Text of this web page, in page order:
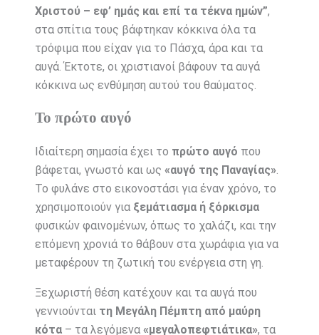
Χριστού – εφ’ ημάς και επί τα τέκνα ημών”,
στα σπίτια τους βάφτηκαν κόκκινα όλα τα
τρόφιμα που είχαν για το Πάσχα, άρα και τα
αυγά. Έκτοτε, οι χριστιανοί βάφουν τα αυγά
κόκκινα ως ενθύμηση αυτού του θαύματος.
Το πρώτο αυγό
Ιδιαίτερη σημασία έχει το πρώτο αυγό που
βάφεται, γνωστό και ως «αυγό της Παναγίας».
Το φυλάνε στο εικονοστάσι για έναν χρόνο, το
χρησιμοποιούν για ξεμάτιασμα ή ξόρκισμα
φυσικών φαινομένων, όπως το χαλάζι, και την
επόμενη χρονιά το θάβουν στα χωράφια για να
μεταφέρουν τη ζωτική του ενέργεια στη γη.
Ξεχωριστή θέση κατέχουν και τα αυγά που
γεννιούνται τη Μεγάλη Πέμπτη από μαύρη
κότα– τα λεγόμενα «μεγαλοπεφτιάτικα», τα